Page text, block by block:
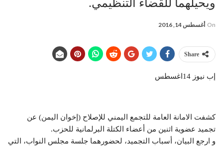
ويحيلهما للقضاء التنظيمي.
On أغسطس 14, 2016
Share
إب نيوز 14اغسطس
كشفت الامانة العامة للتجمع اليمني للإصلاح (إخوان اليمن) عن
تجميد عضوية اثنين من أعضاء الكتلة البرلمانية للحزب.
و ارجع البيان، أسباب التجميد، لحضورهما جلسة مجلس النواب، التي